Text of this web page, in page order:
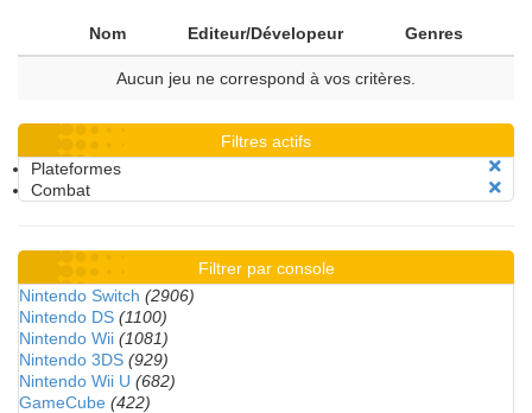
Nom Editeur/Dévelopeur Genres
Aucun jeu ne correspond à vos critères.
Filtres actifs
Plateformes
Combat
Filtrer par console
Nintendo Switch (2906)
Nintendo DS (1100)
Nintendo Wii (1081)
Nintendo 3DS (929)
Nintendo Wii U (682)
GameCube (422)